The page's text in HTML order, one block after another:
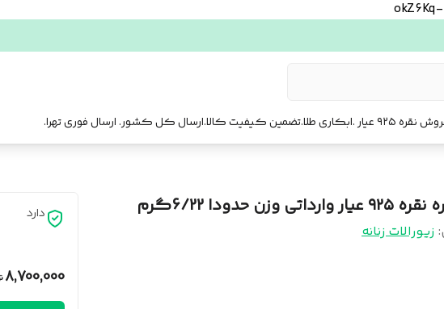
عیار .ابکاری طلا.تضمین کیفیت کالا.ارسال کل کشور. ارسال فوری تهرا.
وزن حدودا 6/22گرم
: زیورالات زنانه
دارد
8,700,000